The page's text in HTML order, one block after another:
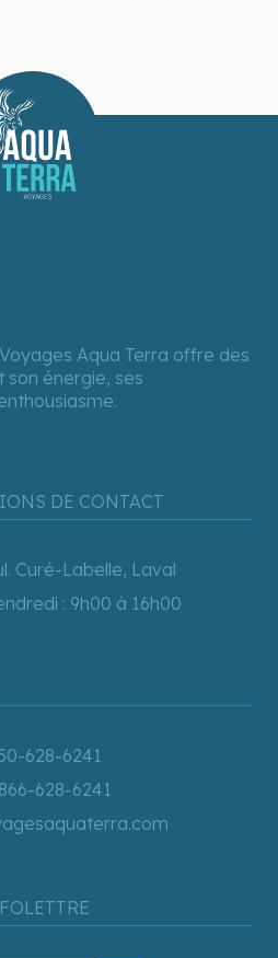
Aqua Terra offre des
énergie, ses
DE CONTACT
Curé-Labelle, Laval
: 9h00 à 16h00
628-6241
628-6241